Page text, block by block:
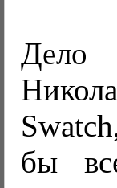
Дело
бы